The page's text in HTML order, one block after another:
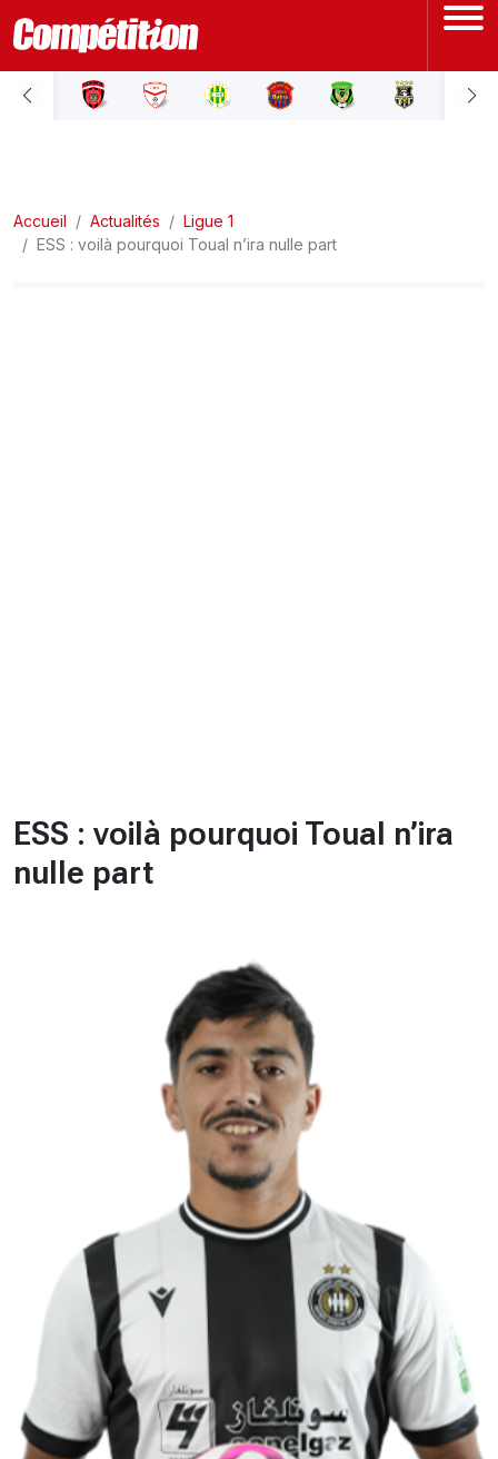
ACCUEIL
LIGUE 2
Accueil Actualités
Ligue 1
ESS : voilà pourquoi Toual n’ira nulle part
ESS : voilà pourquoi Toual n’ira
nulle part